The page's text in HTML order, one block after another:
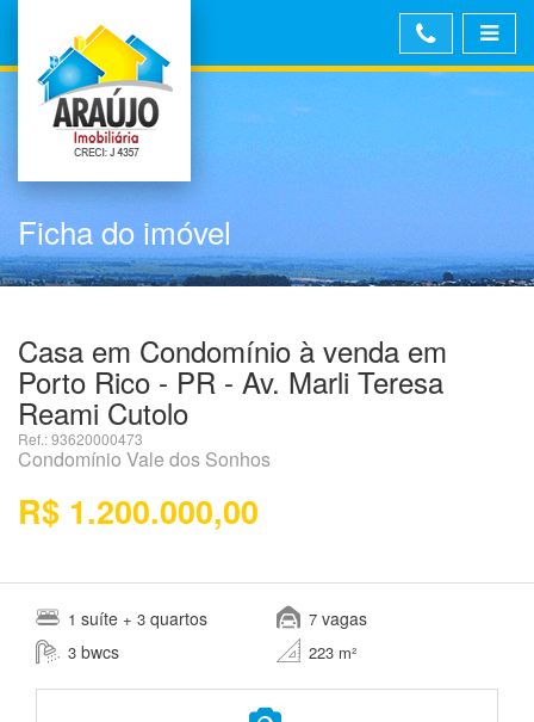
Ficha do imóvel
Casa em Condomínio à venda em
Porto Rico - PR - Av. Marli Teresa
Reami Cutolo
Ref.: 93620000473
Condomínio Vale dos Sonhos
R$ 1.200.000,00
1 suíte + 3 quartos
3 bwcs
7 vagas
223 m²